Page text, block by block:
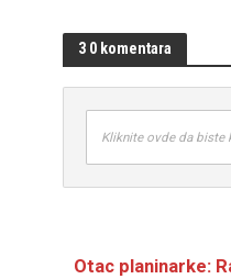
3 0 komentara
Kliknite ovde da biste
Otac planinarke: